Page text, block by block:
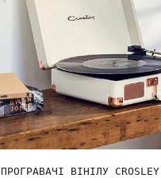
ПРОГРАВАЧІ ВІНІЛУ CROSLEY